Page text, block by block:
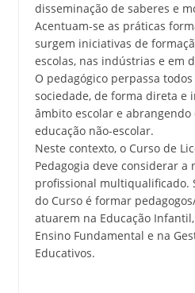
disseminação de saberes e
Acentuam-se as práticas
surgem iniciativas de
escolas, nas indústrias e em
O pedagógico perpassa
sociedade, de forma direta e
âmbito escolar e abrangendo
educação não-escolar.
Neste contexto, o Curso de
Pedagogia deve considerar a
profissional multiqualificado.
do Curso é formar
atuarem na Educação
Ensino Fundamental e na
Educativos.